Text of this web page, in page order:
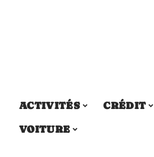
ACTIVITÉS CRÉDIT
VOITURE